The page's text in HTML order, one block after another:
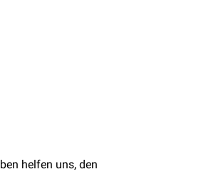
der
helfen uns, den